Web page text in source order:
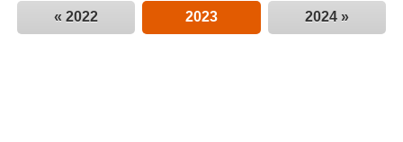
« 2022 2023 2024 »